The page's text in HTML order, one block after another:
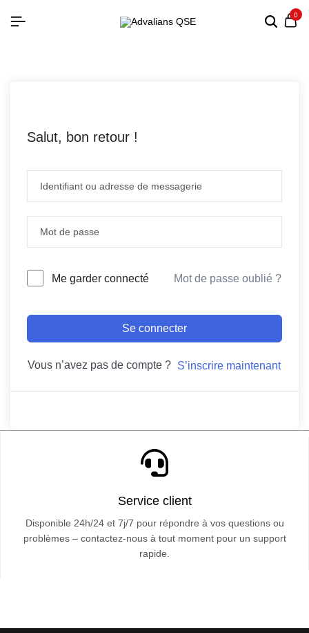
0
Salut, bon retour !
Me garder connecté Mot de passe oublié ?
Se connecter
Vous n’avez pas de compte ? S’inscrire maintenant
Service client
Disponible 24h/24 et 7j/7 pour répondre à vos questions ou
problèmes – contactez-nous à tout moment pour un support
rapide.